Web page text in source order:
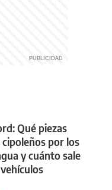
Qué piezas
por los
y cuánto sale